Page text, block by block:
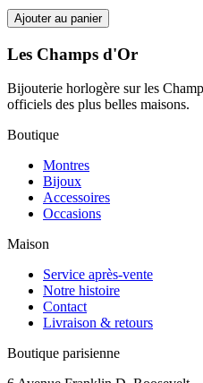
Ajouter au panier
Les Champs d'Or
Bijouterie horlogère sur les
officiels des plus belles maisons.
Boutique
Montres
Bijoux
Accessoires
Occasions
Maison
Service après-vente
Notre histoire
Contact
Livraison & retours
Boutique parisienne